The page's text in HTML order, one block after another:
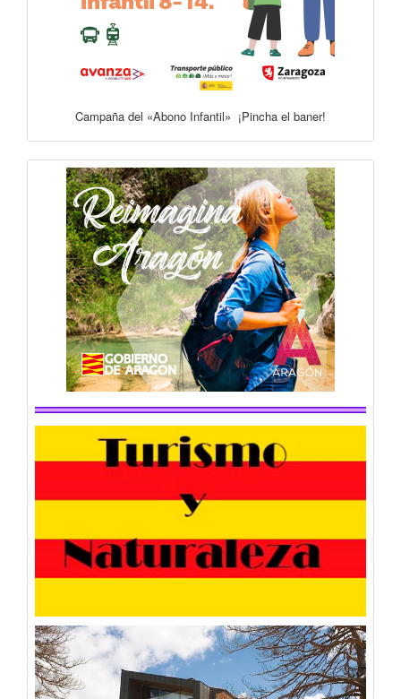
Campaña del «Abono Infantil» ¡Pincha el baner!